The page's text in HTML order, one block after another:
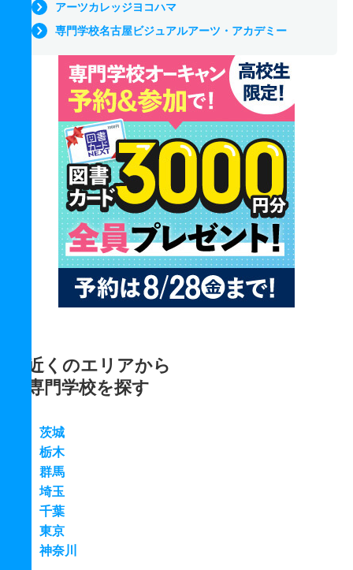
アーツカレッジヨコハマ
専門学校名古屋ビジュアルアーツ・アカデミー
近くのエリアから
専門学校を探す
茨城
栃木
群馬
埼玉
千葉
東京
神奈川